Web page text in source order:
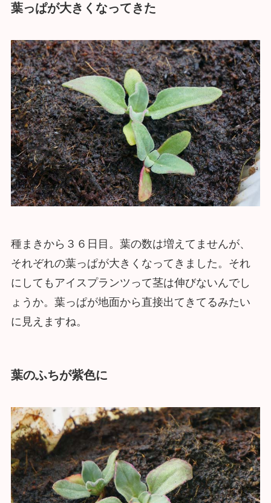
葉っぱが大きくなってきた
種まきから３６日目。葉の数は増えてませんが、
それぞれの葉っぱが大きくなってきました。それ
にしてもアイスプランツって茎は伸びないんでし
ょうか。葉っぱが地面から直接出てきてるみたい
に見えますね。
葉のふちが紫色に